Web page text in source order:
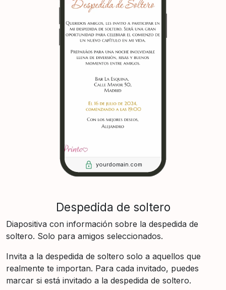
Despedida de soltero
Diapositiva con información sobre la despedida de
soltero. Solo para amigos seleccionados.
Invita a la despedida de soltero solo a aquellos que
realmente te importan. Para cada invitado, puedes
marcar si está invitado a la despedida de soltero.
yourdomain.com